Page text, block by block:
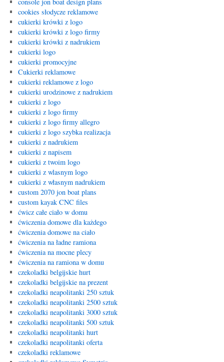
cookies słodycze reklamowe
cukierki krówki z logo
cukierki krówki z logo firmy
cukierki krówki z nadrukiem
cukierki logo
cukierki promocyjne
Cukierki reklamowe
cukierki reklamowe z logo
cukierki urodzinowe z nadrukiem
cukierki z logo
cukierki z logo firmy
cukierki z logo firmy allegro
cukierki z logo szybka realizacja
cukierki z nadrukiem
cukierki z napisem
cukierki z twoim logo
cukierki z wlasnym logo
cukierki z własnym nadrukiem
custom 2070 jon boat plans
custom kayak CNC files
ćwicz całe ciało w domu
ćwiczenia domowe dla każdego
ćwiczenia domowe na ciało
ćwiczenia na ładne ramiona
ćwiczenia na mocne plecy
ćwiczenia na ramiona w domu
czekoladki belgijskie hurt
czekoladki belgijskie na prezent
czekoladki neapolitanki 250 sztuk
czekoladki neapolitanki 2500 sztuk
czekoladki neapolitanki 3000 sztuk
czekoladki neapolitanki 500 sztuk
czekoladki neapolitanki hurt
czekoladki neapolitanki oferta
czekoladki reklamowe